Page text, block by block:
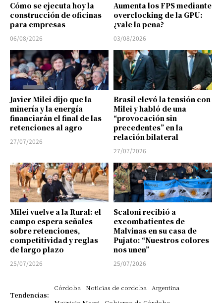
Cómo se ejecuta hoy la
construcción de oficinas
para empresas
06/08/2026
Aumenta los FPS mediante
overclocking de la GPU:
¿vale la pena?
03/08/2026
Javier Milei dijo que la
minería y la energía
financiarán el final de las
retenciones al agro
27/07/2026
Brasil elevó la tensión con
Milei y habló de una
“provocación sin
precedentes” en la
relación bilateral
27/07/2026
Milei vuelve a la Rural: el
campo espera señales
sobre retenciones,
competitividad y reglas
de largo plazo
25/07/2026
Scaloni recibió a
excombatientes de
Malvinas en su casa de
Pujato: “Nuestros colores
nos unen”
25/07/2026
Tendencias:
Córdoba Noticias de cordoba
Argentina